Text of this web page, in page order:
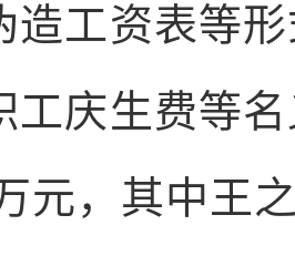
造工资表等
工庆生费等
元，其中王